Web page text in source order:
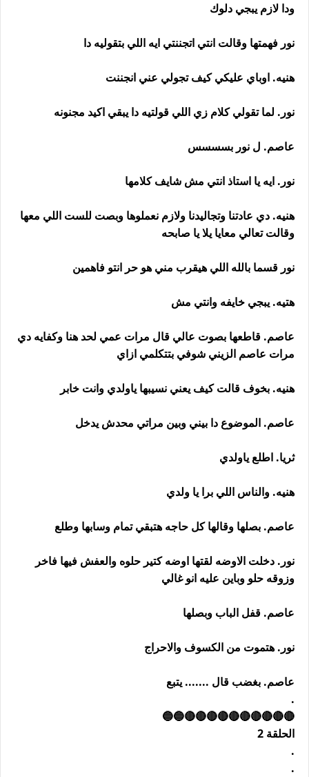
ودا لازم يبجي دلوك
نور فهمتها وقالت انتي اتجننتي ايه اللي بتقوليه دا
هنيه. اوباي عليكي كيف تجولي عني انجننت
نور. لما تقولي كلام زي اللي قولتيه دا يبقي اكيد مجنونه
عاصم. ل نور بسسسس
نور. ايه يا استاذ انتي مش شايف كلامها
هنيه. دي عادتنا وتجاليدنا ولازم نعملوها وبصت للست اللي معها
وقالت تعالي معايا يلا يا صابحه
نور قسما بالله اللي هيقرب مني هو حر انتو فاهمين
هتيه. يبجي خايفه وانتي مش
عاصم. قاطعها بصوت عالي قال مرات عمي لحد هنا وكفايه دي
مرات عاصم الزيني شوفي بتتكلمي ازاي
هنيه. بخوف قالت كيف يعني نسيبها ياولدي وانت خابر
عاصم. الموضوع دا بيني وبين مراتي محدش يدخل
ثريا. اطلع ياولدي
هنيه. والناس اللي برا يا ولدي
عاصم. بصلها وقالها كل حاجه هتبقي تمام وسابها وطلع
نور. دخلت الاوضه لقتها اوضه كتير حلوه والعفش فيها فاخر
وزوقه حلو وباين عليه انو غالي
عاصم. قفل الباب وبصلها
نور. هتموت من الكسوف والاحراج
عاصم. بغضب قال ....... يتبع
.
🔴🔴🔴🔴🔴🔴🔴🔴🔴🔴🔵🔵
الحلقة 2
.
.